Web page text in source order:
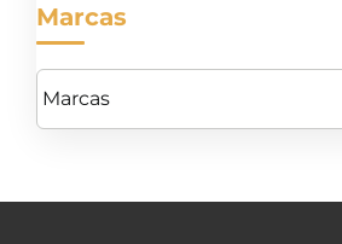
Marcas